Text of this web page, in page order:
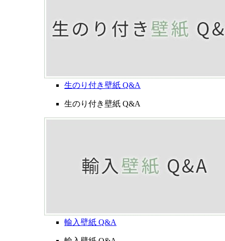
生のり付き壁紙 Q&A
生のり付き壁紙 Q&A
輸入壁紙 Q&A